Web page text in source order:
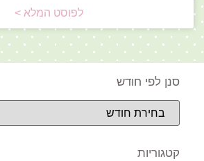
לפוסט המלא >
סנן לפי חודש
קטגוריות